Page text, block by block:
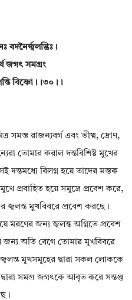
বদনৈর্জ্বলদ্ভিঃ।
জগৎ সমগ্রং
বিষ্ণো।।৩০।।
সমস্ত রাজন্যবর্গ এবং ভীষ্ম, দ্রোণ,
তোমার করাল দন্তবিশিষ্ট মুখের
দন্তমধ্যে বিলগ্ন হয়ে তাদের মস্তক
প্রবাহিত হয়ে সমুদ্রে প্রবেশ করে,
মুখবিবরে প্রবেশ করছে।
মরণের জন্য জ্বলন্ত অগ্নিতে প্রবেশ
অতি বেগে তোমার মুখবিবরে
মুখসমূহের দ্বারা সকল লোককে
সমগ্র জগৎকে আবৃত করে সন্তপ্ত